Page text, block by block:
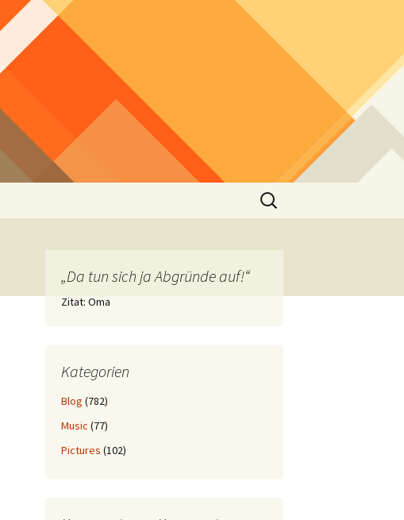
Suchen
nach:
„Da tun sich ja Abgründe auf!“
Zitat: Oma
Kategorien
Blog (782)
Music (77)
Pictures (102)